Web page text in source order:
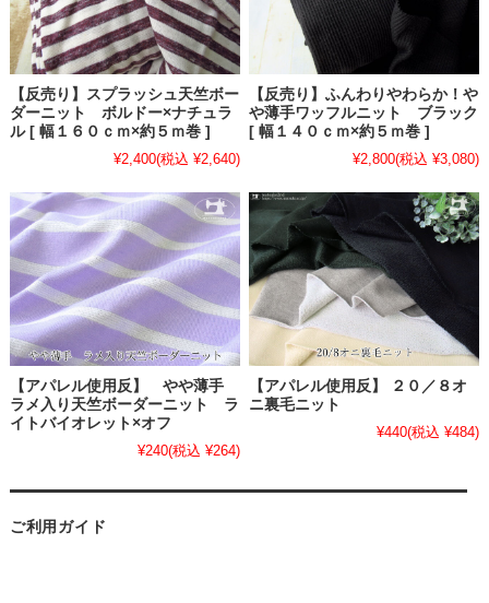
【反売り】スプラッシュ天竺ボー
ダーニット ボルドー×ナチュラ
ル [ 幅１６０ｃｍ×約５ｍ巻 ]
¥2,400(税込 ¥2,640)
【反売り】ふんわりやわらか！や
や薄手ワッフルニット ブラック
[ 幅１４０ｃｍ×約５ｍ巻 ]
¥2,800(税込 ¥3,080)
【アパレル使用反】 やや薄手
ラメ入り天竺ボーダーニット ラ
イトバイオレット×オフ
¥240(税込 ¥264)
【アパレル使用反】 ２０／８オ
ニ裏毛ニット
¥440(税込 ¥484)
ご利用ガイド